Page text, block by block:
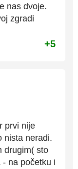
nas dvoje.
zgradi
+5
prvi nije
nista neradi.
drugim( sto
na početku i